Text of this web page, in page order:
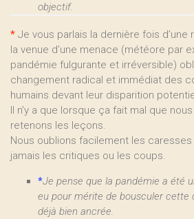
objectif.
* Je vous parlais la dernière fois
la venue d’une menace (météore par
pandémie fulgurante et irréversible)
changement radical et immédiat des
humains devant leur disparition
Il n’y a que lorsque ça fait mal que
retenons les leçons.
Nous oublions facilement les
jamais les critiques ou les coups.
*Je pense que la pandémie a été
eu pour mérite de bousculer cette
déjà bien ancrée.